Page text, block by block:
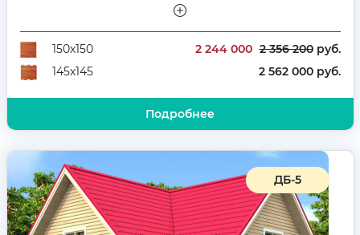
Количество комнат
5
150х150
2 244 000 2 356 200руб.
145х145
2 562 000 руб.
Подробнее
ДБ-5